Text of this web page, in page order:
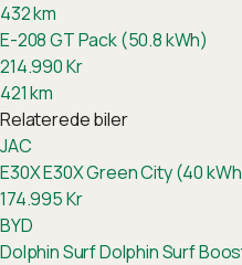
432km
E-208 GT Pack (50.8 kWh)
214.990Kr
421km
Relaterede biler
JAC
E30XE30X Green City (40
174.995Kr
BYD
Dolphin SurfDolphin Surf